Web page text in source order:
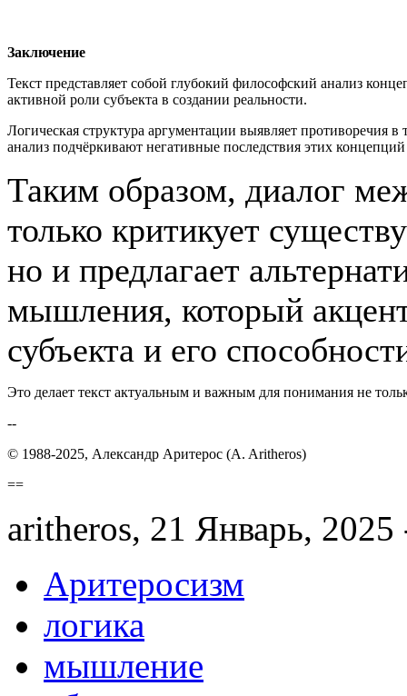
Заключение
Текст представляет собой глубокий философский анализ
активной роли субъекта в создании реальности.
Логическая структура аргументации выявляет противоречия
анализ подчёркивают негативные последствия этих
Таким образом, диалог
только критикует
но и предлагает
мышления, который
субъекта и его
Это делает текст актуальным и важным для понимания не
--
© 1988-2025, Александр Аритерос (A. Aritheros)
==
aritheros, 21 Январь, 2025
Аритеросизм
логика
мышление